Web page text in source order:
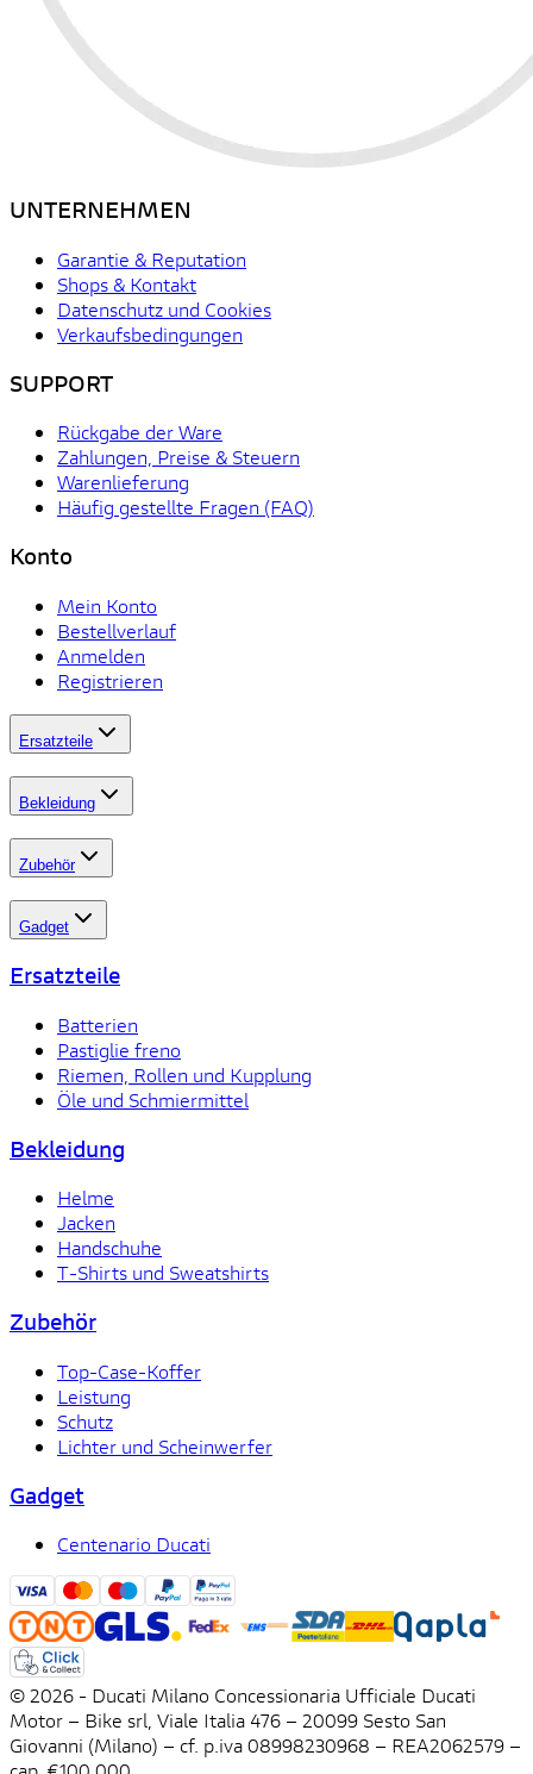
UNTERNEHMEN
Garantie & Reputation
Shops & Kontakt
Datenschutz und Cookies
Verkaufsbedingungen
SUPPORT
Rückgabe der Ware
Zahlungen, Preise & Steuern
Warenlieferung
Häufig gestellte Fragen (FAQ)
Konto
Mein Konto
Bestellverlauf
Anmelden
Registrieren
Ersatzteile
Bekleidung
Zubehör
Gadget
Ersatzteile
Batterien
Pastiglie freno
Riemen, Rollen und Kupplung
Öle und Schmiermittel
Bekleidung
Helme
Jacken
Handschuhe
T-Shirts und Sweatshirts
Zubehör
Top-Case-Koffer
Leistung
Schutz
Lichter und Scheinwerfer
Gadget
Centenario Ducati
© 2026 - Ducati Milano Concessionaria Ufficiale Ducati
Motor – Bike srl, Viale Italia 476 – 20099 Sesto San
Giovanni (Milano) – cf. p.iva 08998230968 – REA2062579 –